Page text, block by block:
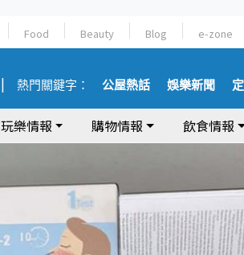
Food Beauty Blog e-zone
熱門關鍵字： 公屋熱話 娛樂新聞
玩樂情報 購物情報 飲食情報